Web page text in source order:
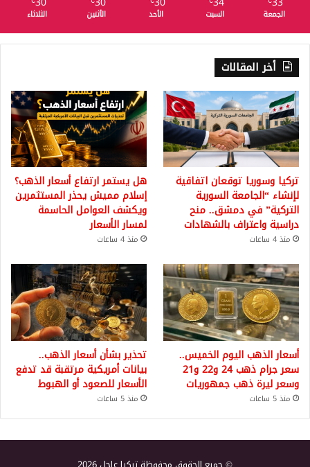
الجمعة السبت الأحد الأثنين الثلاثاء
أخر المقالات
تركيا وسوريا توقعان اتفاقية
لإنشاء “الجامعة السورية
التركية” في دمشق.. منح
دراسية واعتراف بالشهادات
منذ 4 ساعات
هل يستمر ارتفاع أسعار الذهب؟
إسلام مميش يحذر المستثمرين
ويكشف العوامل الحاسمة
لمسار الأسعار
منذ 4 ساعات
أسعار الذهب اليوم الخميس..
سعر جرام ذهب 24 و22 و21
وسعر ليرة ذهب جمهوريات
منذ 5 ساعات
تحذير بشأن أسعار الذهب..
بيانات أمريكية مرتقبة قد تدفع
الأسعار للصعود أو الهبوط
منذ 5 ساعات